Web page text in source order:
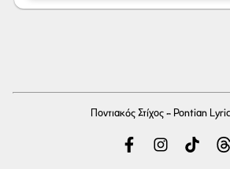
Ποντιακός Στίχος - Pontian